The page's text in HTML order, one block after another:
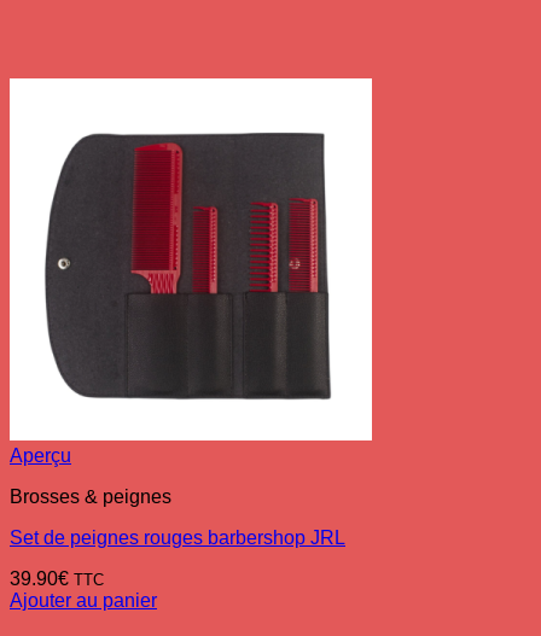
Aperçu
Brosses & peignes
Set de peignes rouges barbershop JRL
39.90€ TTC
Ajouter au panier